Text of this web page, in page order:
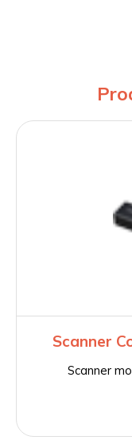
Scanner
Scanner